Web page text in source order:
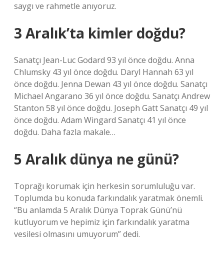
saygı ve rahmetle anıyoruz.
3 Aralık’ta kimler doğdu?
Sanatçı Jean-Luc Godard 93 yıl önce doğdu. Anna
Chlumsky 43 yıl önce doğdu. Daryl Hannah 63 yıl
önce doğdu. Jenna Dewan 43 yıl önce doğdu. Sanatçı
Michael Angarano 36 yıl önce doğdu. Sanatçı Andrew
Stanton 58 yıl önce doğdu. Joseph Gatt Sanatçı 49 yıl
önce doğdu. Adam Wingard Sanatçı 41 yıl önce
doğdu. Daha fazla makale…
5 Aralık dünya ne günü?
Toprağı korumak için herkesin sorumluluğu var.
Toplumda bu konuda farkındalık yaratmak önemli.
“Bu anlamda 5 Aralık Dünya Toprak Günü’nü
kutluyorum ve hepimiz için farkındalık yaratma
vesilesi olmasını umuyorum” dedi.